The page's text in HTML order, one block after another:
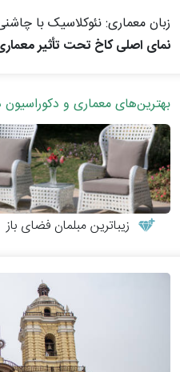
زبان معماری: نئوکلاسیک با
نمای اصلی کاخ تحت تأثیر
بهترین‌های معماری و دکوراسیون
زیباترین مبلمان فضای باز